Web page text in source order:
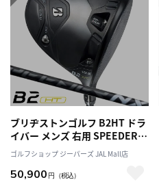
ブリヂストンゴルフ B2HT ドラ
イバー メンズ 右用 SPEEDER
NX BLACK 50 カーボンシャフ
ト 日本正規品 2023年モデル
ゴルフショップ ジーパーズ JAL Mall店
50,900 円 （税込）